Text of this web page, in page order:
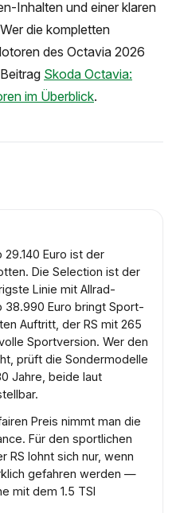
Inhalten und einer klaren
die kompletten
des Octavia 2026
Skoda Octavia:
im Überblick.
29.140 Euro ist der
Die Selection ist der
Linie mit Allrad-
38.990 Euro bringt Sport-
Auftritt, der RS mit 265
Sportversion. Wer den
prüft die Sondermodelle
Jahre, beide laut
Preis nimmt man die
Für den sportlichen
RS lohnt sich nur, wenn
gefahren werden —
mit dem 1.5 TSI